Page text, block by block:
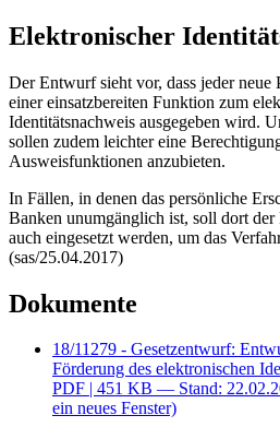
Elektronischer
Der Entwurf sieht vor, dass jeder neue
einer einsatzbereiten Funktion zum
Identitätsnachweis ausgegeben wird.
sollen zudem leichter eine
Ausweisfunktionen anzubieten.
In Fällen, in denen das persönliche
Banken unumgänglich ist, soll dort
auch eingesetzt werden, um das
(sas/25.04.2017)
Dokumente
18/11279 - Gesetzentwurf:
Förderung des elektronischen
PDF | 451 KB — Stand:
ein neues Fenster)